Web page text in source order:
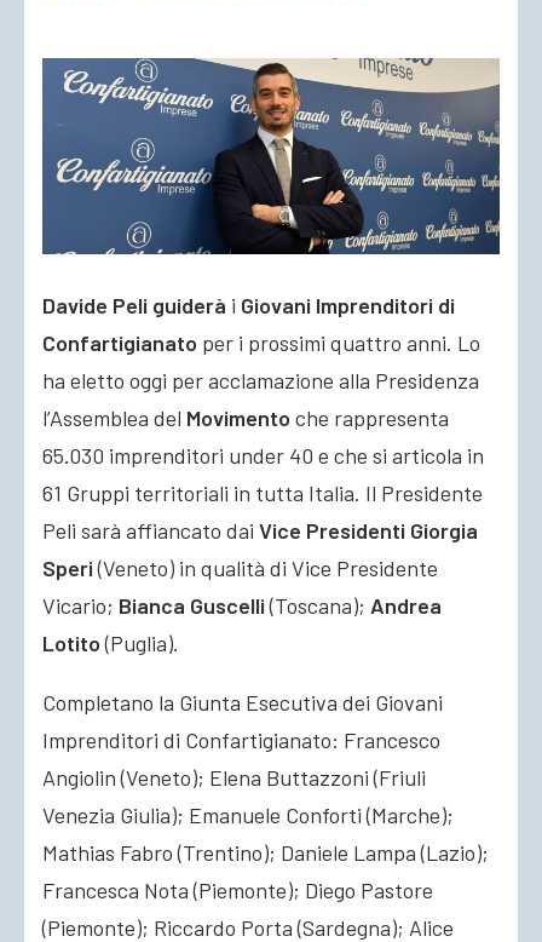
Davide Peli guiderà i Giovani Imprenditori di
Confartigianato per i prossimi quattro anni. Lo
ha eletto oggi per acclamazione alla Presidenza
l’Assemblea del Movimento che rappresenta
65.030 imprenditori under 40 e che si articola in
61 Gruppi territoriali in tutta Italia. Il Presidente
Peli sarà affiancato dai Vice Presidenti Giorgia
Speri(Veneto) in qualità di Vice Presidente
Vicario; Bianca Guscelli(Toscana); Andrea
Lotito(Puglia).
Completano la Giunta Esecutiva dei Giovani
Imprenditori di Confartigianato: Francesco
Angiolin (Veneto); Elena Buttazzoni (Friuli
Venezia Giulia); Emanuele Conforti (Marche);
Mathias Fabro (Trentino); Daniele Lampa (Lazio);
Francesca Nota (Piemonte); Diego Pastore
(Piemonte); Riccardo Porta (Sardegna); Alice